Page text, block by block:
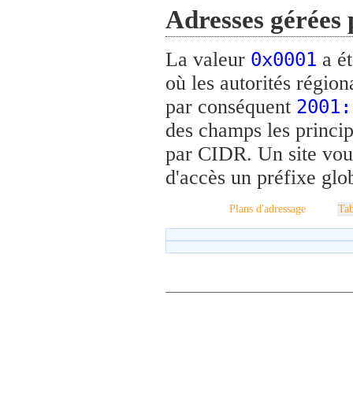
Adresses
La valeur 0x0001 a
où les autorités
par conséquent
des champs les
par CIDR. Un site
d'accès un préfixe
Plans d'adressage